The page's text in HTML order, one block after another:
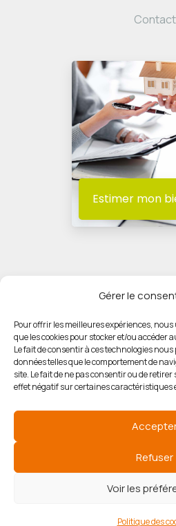
Gérer le
Pour offrir les meilleures expériences,
que les cookies pour stocker et/ou accéder
Le fait de consentir à ces technologies
données telles que le comportement de
site. Le fait de ne pas consentir ou de
effet négatif sur certaines caractéristiques
Refuser
Voir les
Politique des
Contact
Estimer mon
© HORIZON
Mentions
Politique des